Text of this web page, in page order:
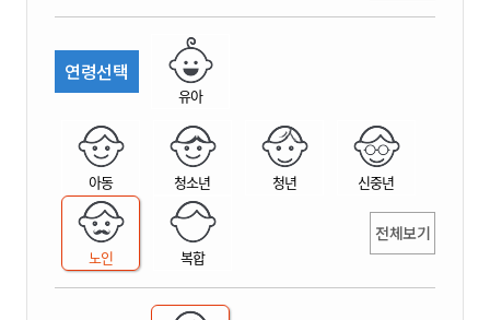
연령선택
유아
아동 청소년 청년 신중년
노인 복합
전체보기